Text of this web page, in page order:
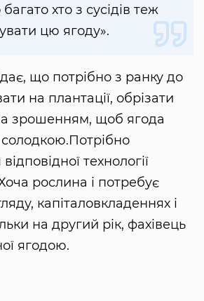
хто з сусідів теж
цю ягоду».
що потрібно з ранку до
на плантації, обрізати
зрошенням, щоб ягода
технології
рослина і потребує
капіталовкладеннях і
на другий рік, фахівець
ягодою.